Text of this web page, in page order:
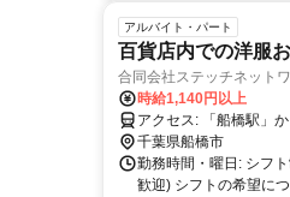
アルバイト・パート
百貨店内での洋服
合同会社ステッチネット
時給1,140円以上
アクセス: 「
千葉県船橋市
勤務時間・曜日: シフ
歓迎) シフトの希望に